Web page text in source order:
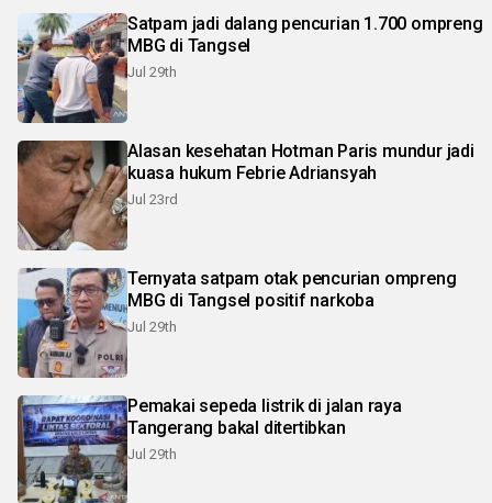
Satpam jadi dalang pencurian 1.700 ompreng
MBG di Tangsel
Jul 29th
Alasan kesehatan Hotman Paris mundur jadi
kuasa hukum Febrie Adriansyah
Jul 23rd
Ternyata satpam otak pencurian ompreng
MBG di Tangsel positif narkoba
Jul 29th
Pemakai sepeda listrik di jalan raya
Tangerang bakal ditertibkan
Jul 29th